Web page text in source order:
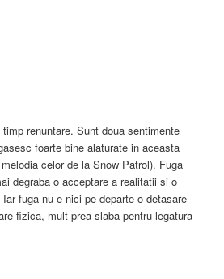
renuntare. Sunt doua sentimente
foarte bine alaturate in aceasta
celor de la Snow Patrol). Fuga
degraba o acceptare a realitatii si o
fuga nu e nici pe departe o detasare
fizica, mult prea slaba pentru legatura